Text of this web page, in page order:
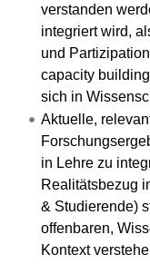
verstanden
integriert wird,
und
capacity
sich in
Aktuelle,
in Lehre zu
Realitätsbezug
& Studierende)
offenbaren,
Kontext